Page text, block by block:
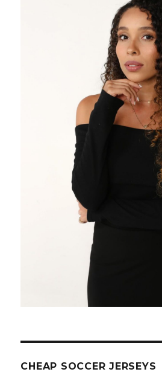
CHEAP SOCCER JERSEYS